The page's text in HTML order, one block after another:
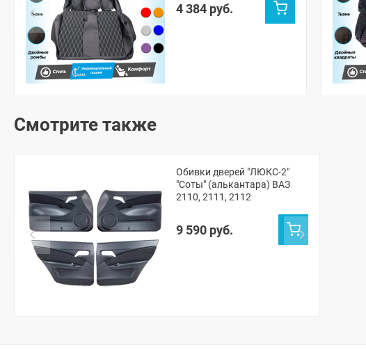
4 384 руб.
Смотрите также
Обивки дверей "ЛЮКС-2"
"Соты" (алькантара) ВАЗ
2110, 2111, 2112
9 590 руб.